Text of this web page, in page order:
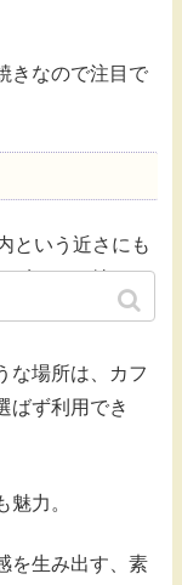
きなので注目で
という近さにも
ずまいに魅かれ
な場所は、カフ
ばず利用でき
力。
を生み出す、素